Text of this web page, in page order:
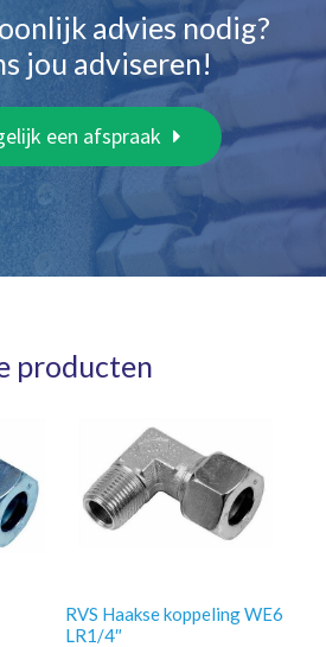
advies nodig?
jou adviseren!
een afspraak
producten
RVS Haakse koppeling WE6
LR1/4″